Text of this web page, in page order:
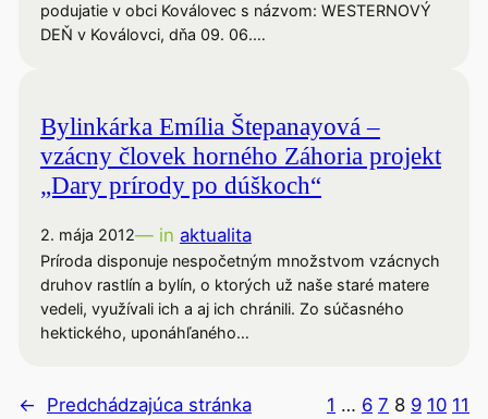
podujatie v obci Koválovec s názvom: WESTERNOVÝ
DEŇ v Koválovci, dňa 09. 06.…
Bylinkárka Emília Štepanayová –
vzácny človek horného Záhoria projekt
„Dary prírody po dúškoch“
2. mája 2012— in aktualita
Príroda disponuje nespočetným množstvom vzácnych
druhov rastlín a bylín, o ktorých už naše staré matere
vedeli, využívali ich a aj ich chránili. Zo súčasného
hektického, uponáhľaného…
← Predchádzajúca stránka 1 … 6 7 8 9 10 11